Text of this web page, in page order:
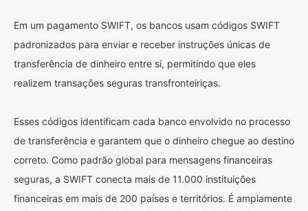
Em um pagamento SWIFT, os bancos usam códigos SWIFT
padronizados para enviar e receber instruções únicas de
transferência de dinheiro entre si, permitindo que eles
realizem transações seguras transfronteiriças.
Esses códigos identificam cada banco envolvido no processo
de transferência e garantem que o dinheiro chegue ao destino
correto. Como padrão global para mensagens financeiras
seguras, a SWIFT conecta mais de 11.000 instituições
financeiras em mais de 200 países e territórios. É amplamente